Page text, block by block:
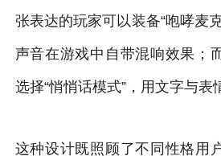
张表达的玩家可以装备“咆哮麦
声音在游戏中自带混响效果；
选择“悄悄话模式”，用文字与表
这种设计既照顾了不同性格用